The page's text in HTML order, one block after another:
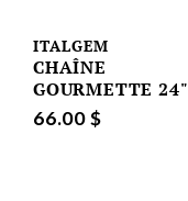
ITALGEM
CHAÎNE
GOURMETTE 24"
66.00 $